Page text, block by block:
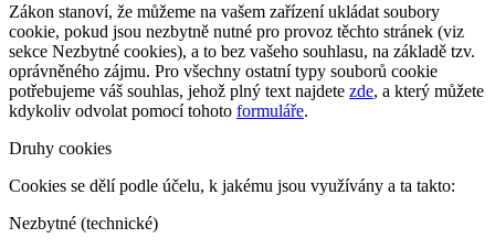
Zákon stanoví, že můžeme na vašem zařízení ukládat soubory
cookie, pokud jsou nezbytně nutné pro provoz těchto stránek (viz
sekce Nezbytné cookies), a to bez vašeho souhlasu, na základě tzv.
oprávněného zájmu. Pro všechny ostatní typy souborů cookie
potřebujeme váš souhlas, jehož plný text najdete zde, a který můžete
kdykoliv odvolat pomocí tohoto formuláře.
Druhy cookies
Cookies se dělí podle účelu, k jakému jsou využívány a ta takto:
Nezbytné (technické)